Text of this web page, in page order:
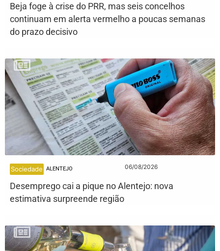
Beja foge à crise do PRR, mas seis concelhos
continuam em alerta vermelho a poucas semanas
do prazo decisivo
Sociedade ALENTEJO 06/08/2026
Desemprego cai a pique no Alentejo: nova
estimativa surpreende região